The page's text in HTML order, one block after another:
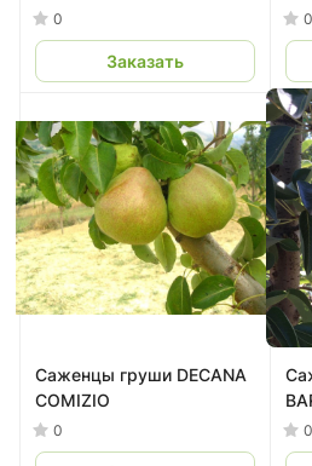
0
Заказать
0
Саженцы груши DECANA
COMIZIO
0 0